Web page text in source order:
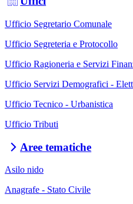
Ufficio Segretario Comunale
Ufficio Segreteria e Protocollo
Ufficio Ragioneria e Servizi
Ufficio Servizi Demografici -
Ufficio Tecnico - Urbanistica
Ufficio Tributi
Aree tematiche
Asilo nido
Anagrafe - Stato Civile